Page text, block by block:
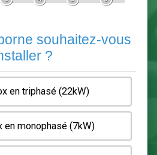
3 devis comparatifs
et sans engagement.
3 6
borne souhaitez-
installer ?